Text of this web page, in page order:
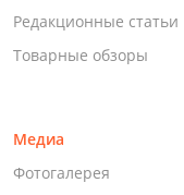
Редакционные статьи
Товарные обзоры
Медиа
Фотогалерея